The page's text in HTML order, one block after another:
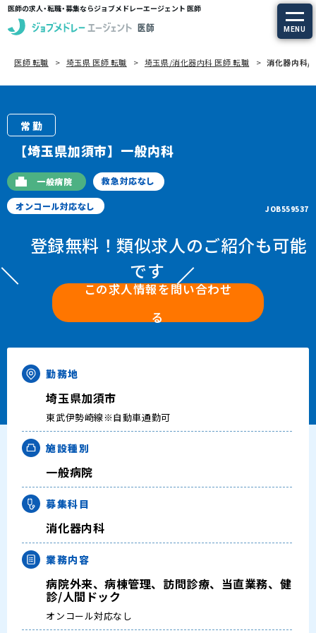
医師の求人・転職・募集ならジョブメドレーエージェント 医師
MENU
求人を探す
定期非常勤の求人
特集から探す
エージェントサービスTOP
サービスの流れ
医師の求人・転職Q&A
知りたい・聞きたい
転職成功事例
医師の転職マニュアル
データで見る医師の平均年収
医師に役立つ取材記事
大学医局紹介
医師 転職 埼玉県 医師 転職 埼玉県/消化器内科 医師 転職 消化器内科/
常勤
【埼玉県加須市】一般内科
一般病院 救急対応なし
オンコール対応なし JOB559537
登録無料！類似求人のご紹介も可能
です
この求人情報を問い合わせ
る
勤務地
埼玉県加須市
東武伊勢崎線※自動車通勤可
施設種別
一般病院
募集科目
消化器内科
業務内容
病院外来、病棟管理、訪問診療、当直業務、健
診/人間ドック
オンコール対応なし